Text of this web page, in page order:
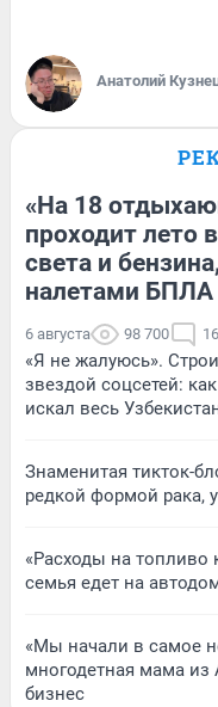
Анатолий
«На 18
проходит лето
света и
налетами БПЛА
6 августа 98 700 16
«Я не жалуюсь».
звездой соцсетей:
искал весь
Знаменитая тикток-
редкой формой рака,
«Расходы на топливо
семья едет на
«Мы начали в самое
многодетная мама из
бизнес